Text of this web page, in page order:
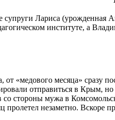
супруги Лариса
институте, а
«медового месяца» сразу
отправиться в Крым,
стороны мужа в
незаметно. Вскоре